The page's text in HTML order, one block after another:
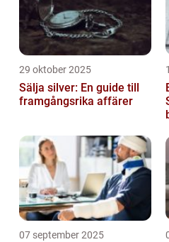
29 oktober 2025
Sälja silver: En guide till
framgångsrika affärer
07 september 2025